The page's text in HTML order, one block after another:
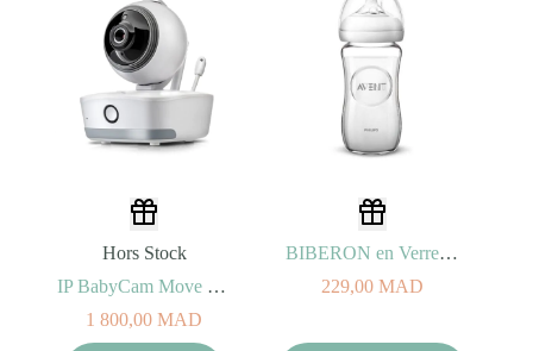
Hors Stock
IP BabyCam Move 330°
1 800,00 MAD
BIBERON en Verre Natural 240ml 1m+
229,00 MAD